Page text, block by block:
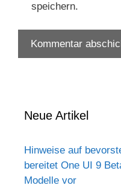
speichern.
Neue Artikel
Hinweise auf
bereitet One UI 9
Modelle vor